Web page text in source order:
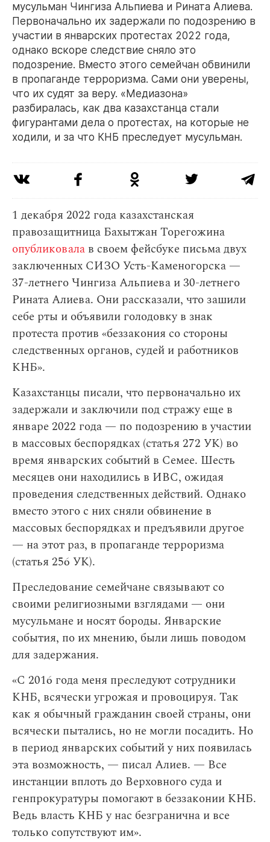
мусульман Чингиза Альпиева и Рината Алиева.
Первоначально их задержали по подозрению в
участии в январских протестах 2022 года,
однако вскоре следствие сняло это
подозрение. Вместо этого семейчан обвинили
в пропаганде терроризма. Сами они уверены,
что их судят за веру. «Медиазона»
разбиралась, как два казахстанца стали
фигурантами дела о протестах, на которые не
ходили, и за что КНБ преследует мусульман.
1 декабря 2022 года казахстанская
правозащитница Бахытжан Торегожина
опубликовала в своем фейсбуке письма двух
заключенных СИЗО Усть-Каменогорска —
37-летнего Чингиза Альпиева и 30-летнего
Рината Алиева. Они рассказали, что зашили
себе рты и объявили голодовку в знак
протеста против «беззакония со стороны
следственных органов, судей и работников
КНБ».
Казахстанцы писали, что первоначально их
задержали и заключили под стражу еще в
январе 2022 года — по подозрению в участии
в массовых беспорядках (статья 272 УК) во
время январских событий в Семее. Шесть
месяцев они находились в ИВС, ожидая
проведения следственных действий. Однако
вместо этого с них сняли обвинение в
массовых беспорядках и предъявили другое
— на этот раз, в пропаганде терроризма
(статья 256 УК).
Преследование семейчане связывают со
своими религиозными взглядами — они
мусульмане и носят бороды. Январские
события, по их мнению, были лишь поводом
для задержания.
«С 2016 года меня преследуют сотрудники
КНБ, всячески угрожая и провоцируя. Так
как я обычный гражданин своей страны, они
всячески пытались, но не могли посадить. Но
в период январских событий у них появилась
эта возможность, — писал Алиев. — Все
инстанции вплоть до Верховного суда и
генпрокуратуры помогают в беззаконии КНБ.
Ведь власть КНБ у нас безгранична и все
только сопутствуют им».